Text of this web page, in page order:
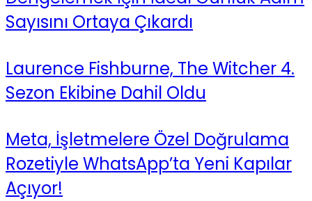
Sayısını Ortaya Çıkardı
Laurence Fishburne, The Witcher 4.
Sezon Ekibine Dahil Oldu
Meta, İşletmelere Özel Doğrulama
Rozetiyle WhatsApp’ta Yeni Kapılar
Açıyor!